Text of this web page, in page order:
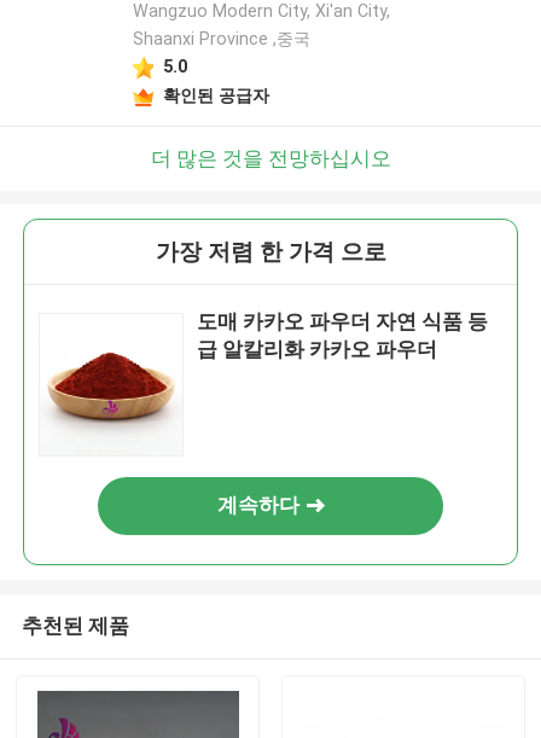
Wangzuo Modern City, Xi'an City,
Shaanxi Province ,중국
5.0
확인된 공급자
더 많은 것을 전망하십시오
가장 저렴 한 가격 으로
도매 카카오 파우더 자연 식품 등
급 알칼리화 카카오 파우더
계속하다
추천된 제품